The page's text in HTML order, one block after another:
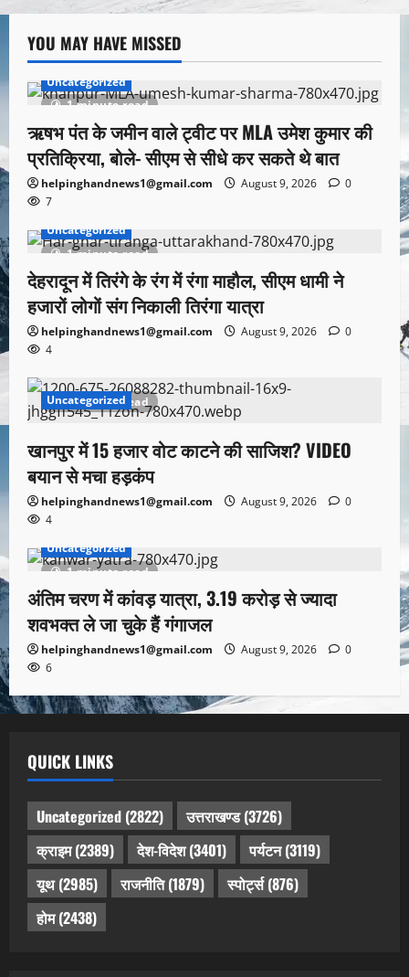
YOU MAY HAVE MISSED
1 minute read
Uncategorized
ऋषभ पंत के जमीन वाले ट्वीट पर MLA उमेश कुमार की
प्रतिक्रिया, बोले- सीएम से सीधे कर सकते थे बात
helpinghandnews1@gmail.com August 9, 2026
0
7
1 minute read
Uncategorized
देहरादून में तिरंगे के रंग में रंगा माहौल, सीएम धामी ने
हजारों लोगों संग निकाली तिरंगा यात्रा
helpinghandnews1@gmail.com August 9, 2026
0
4
1 minute read
Uncategorized
खानपुर में 15 हजार वोट काटने की साजिश? VIDEO
बयान से मचा हड़कंप
helpinghandnews1@gmail.com August 9, 2026
0
4
1 minute read
Uncategorized
अंतिम चरण में कांवड़ यात्रा, 3.19 करोड़ से ज्यादा
शवभक्त ले जा चुके हैं गंगाजल
helpinghandnews1@gmail.com August 9, 2026
0
6
QUICK LINKS
Uncategorized (2822) उत्तराखण्ड(3726)
क्राइम(2389) देश-विदेश(3401) पर्यटन(3119)
यूथ(2985) राजनीति(1879) स्पोर्ट्स(876)
होम(2438)